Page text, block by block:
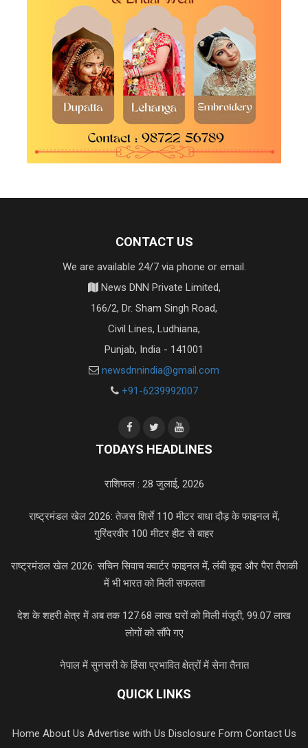
CONTACT US
We are available 24/7 via phone or email.
News DNN Private Limited,
166/2, Dr. Sham Singh Road,
Civil Lines, Ludhiana,
Punjab, India - 141001
newsdnnindia@gmail.com
+91-6239992007
TODAYS HEADLINES
राशिफल : 28 जुलाई, 2026
राष्ट्रमंडल खेल 2026: तेजस शिर्से 110 मीटर बाधा दौड़ के फाइनल में,
गुरिंदरवीर 100 मीटर हीट से बाहर
राष्ट्रमंडल खेल 2026: सचिन सिवाच क्वार्टर फाइनल में, लंबी कूद और पैरा तैराकी
में भी भारत को मिली सफलता
देश के शहरी क्षेत्र में अब तक 127.68 लाख घरों को मिली मंजूरी, 99.07 लाख
लोगों को सौंपे गए
नेपाल में सुनसरी के हिंसा प्रभावित क्षेत्रों में सेना तैनात
QUICK LINKS
Home About Us Advertise with Us Disclosure Form Contact Us